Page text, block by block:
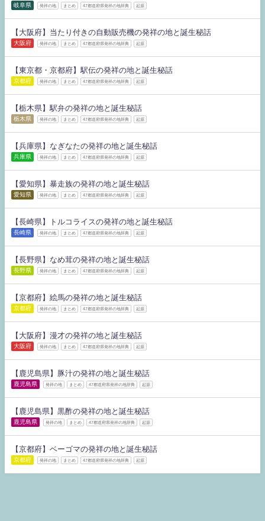
岐阜県 発祥の地 まとめ 47都道府県発祥の地辞典 起源
【大阪府】当たり付きの自動販売機の発祥の地と誕生秘話
大阪府 発祥の地 まとめ 47都道府県発祥の地辞典 起源
【東京都・京都府】駅伝の発祥の地と誕生秘話
京都府 発祥の地 まとめ 47都道府県発祥の地辞典 起源
【栃木県】駅弁の発祥の地と誕生秘話
栃木県 発祥の地 まとめ 47都道府県発祥の地辞典 起源
【兵庫県】なぎなたの発祥の地と誕生秘話
兵庫県 発祥の地 まとめ 47都道府県発祥の地辞典 起源
【愛知県】暴走族の発祥の地と誕生秘話
愛知県 発祥の地 まとめ 47都道府県発祥の地辞典 起源
【長崎県】トルコライスの発祥の地と誕生秘話
長崎県 発祥の地 まとめ 47都道府県発祥の地辞典 起源
【長野県】なめ茸の発祥の地と誕生秘話
長野県 発祥の地 まとめ 47都道府県発祥の地辞典 起源
【京都府】絵馬の発祥の地と誕生秘話
京都府 発祥の地 まとめ 47都道府県発祥の地辞典 起源
【大阪府】漫才の発祥の地と誕生秘話
大阪府 発祥の地 まとめ 47都道府県発祥の地辞典 起源
【鹿児島県】豚汁の発祥の地と誕生秘話
鹿児島県 発祥の地 まとめ 47都道府県発祥の地辞典 起源
【鹿児島県】黒酢の発祥の地と誕生秘話
鹿児島県 発祥の地 まとめ 47都道府県発祥の地辞典 起源
【京都府】ベーゴマの発祥の地と誕生秘話
京都府 発祥の地 まとめ 47都道府県発祥の地辞典 起源